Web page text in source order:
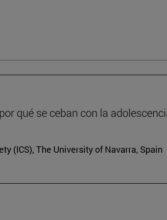
qué se ceban con la
(ICS), The University of Navarra, Spain